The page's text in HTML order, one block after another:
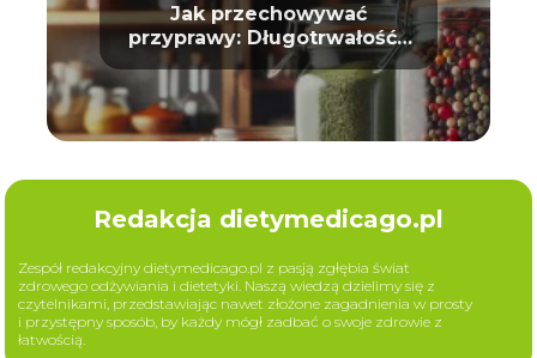
Jak przechowywać
przyprawy: Długotrwałość i
aromat
Redakcja dietymedicago.pl
Zespół redakcyjny dietymedicago.pl z pasją zgłębia świat
zdrowego odżywiania i dietetyki. Naszą wiedzą dzielimy się z
czytelnikami, przedstawiając nawet złożone zagadnienia w prosty
i przystępny sposób, by każdy mógł zadbać o swoje zdrowie z
łatwością.